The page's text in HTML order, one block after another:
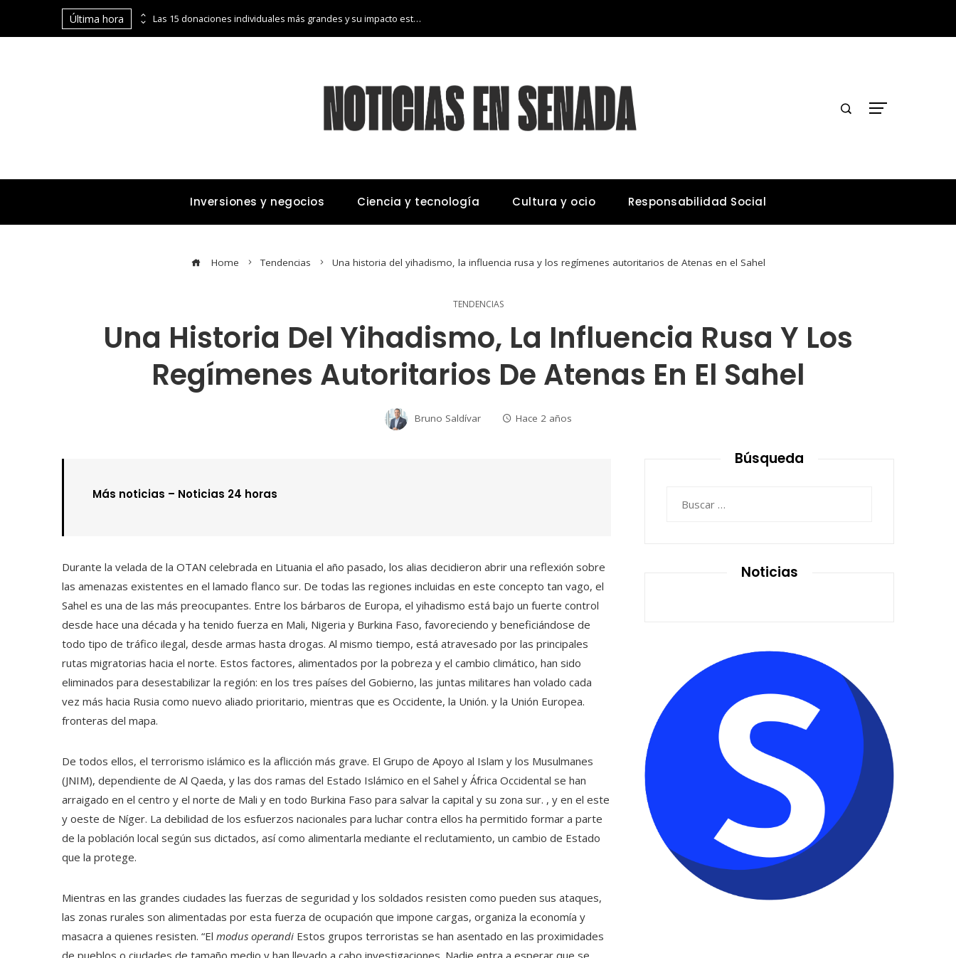
Última hora Las 15 donaciones individuales más grandes y su impacto estructural en sistemas educativos y sanitarios
Inversiones y negocios Ciencia y tecnología Cultura y ocio Responsabilidad Social
Home Tendencias Una historia del yihadismo, la influencia rusa y los regímenes autoritarios de Atenas en el Sahel
TENDENCIAS
Una Historia Del Yihadismo, La Influencia Rusa Y Los
Regímenes Autoritarios De Atenas En El Sahel
Bruno Saldívar Hace 2 años
Más noticias – Noticias 24 horas
Durante la velada de la OTAN celebrada en Lituania el año pasado, los alias decidieron abrir una reflexión sobre
las amenazas existentes en el lamado flanco sur. De todas las regiones incluidas en este concepto tan vago, el
Sahel es una de las más preocupantes. Entre los bárbaros de Europa, el yihadismo está bajo un fuerte control
desde hace una década y ha tenido fuerza en Mali, Nigeria y Burkina Faso, favoreciendo y beneficiándose de
todo tipo de tráfico ilegal, desde armas hasta drogas. Al mismo tiempo, está atravesado por las principales
rutas migratorias hacia el norte. Estos factores, alimentados por la pobreza y el cambio climático, han sido
eliminados para desestabilizar la región: en los tres países del Gobierno, las juntas militares han volado cada
vez más hacia Rusia como nuevo aliado prioritario, mientras que es Occidente, la Unión. y la Unión Europea.
fronteras del mapa.
De todos ellos, el terrorismo islámico es la aflicción más grave. El Grupo de Apoyo al Islam y los Musulmanes
(JNIM), dependiente de Al Qaeda, y las dos ramas del Estado Islámico en el Sahel y África Occidental se han
arraigado en el centro y el norte de Mali y en todo Burkina Faso para salvar la capital y su zona sur. , y en el este
y oeste de Níger. La debilidad de los esfuerzos nacionales para luchar contra ellos ha permitido formar a parte
de la población local según sus dictados, así como alimentarla mediante el reclutamiento, un cambio de Estado
que la protege.
Mientras en las grandes ciudades las fuerzas de seguridad y los soldados resisten como pueden sus ataques,
las zonas rurales son alimentadas por esta fuerza de ocupación que impone cargas, organiza la economía y
masacra a quienes resisten. “El modus operandi Estos grupos terroristas se han asentado en las proximidades
de pueblos o ciudades de tamaño medio y han llevado a cabo investigaciones. Nadie entra a esperar que se
Búsqueda
Noticias